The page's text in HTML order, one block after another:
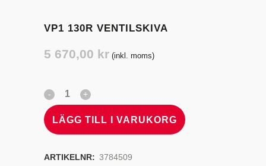
VP1 130R VENTILSKIVA
5 670,00 kr (inkl. moms)
LÄGG TILL I VARUKORG
ARTIKELNR: 3784509